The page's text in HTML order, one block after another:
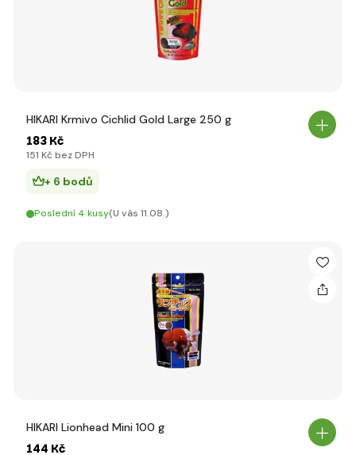
HIKARI Krmivo Cichlid Gold Large 250 g
183 Kč
151 Kč bez DPH
+ 6 bodů
Poslední 4 kusy(U vás 11.08.)
HIKARI Lionhead Mini 100 g
144 Kč